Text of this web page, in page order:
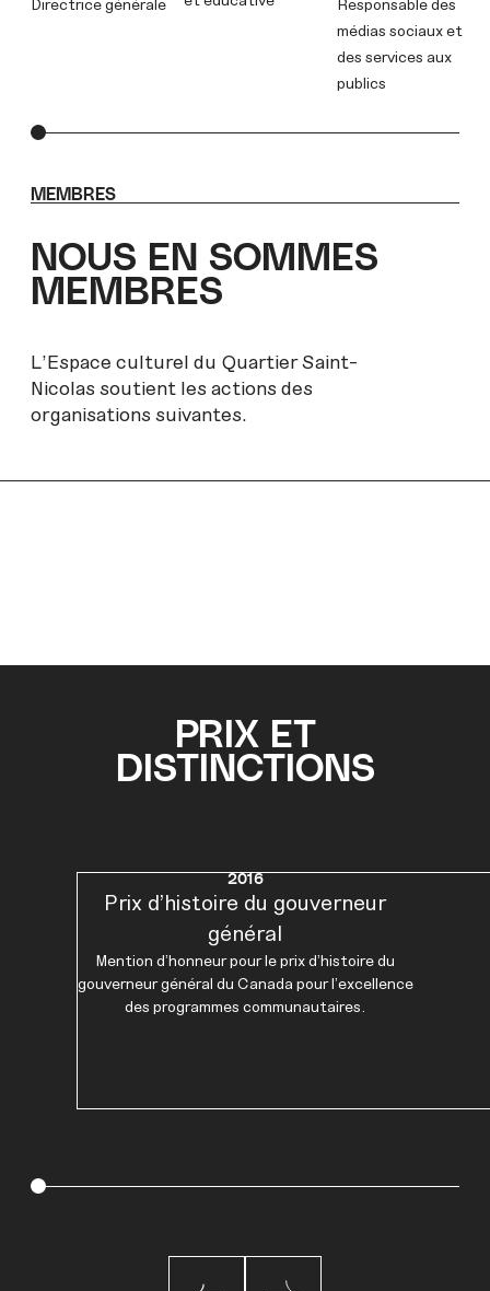
médias sociaux et
des services aux
publics
MEMBRES
NOUS EN SOMMES
MEMBRES
L’Espace culturel du Quartier Saint-
Nicolas soutient les actions des
organisations suivantes.
PRIX ET
DISTINCTIONS
2016
Prix d’histoire du gouverneur
général
Mention d'honneur pour le prix d'histoire du
gouverneur général du Canada pour l'excellence
des programmes communautaires.